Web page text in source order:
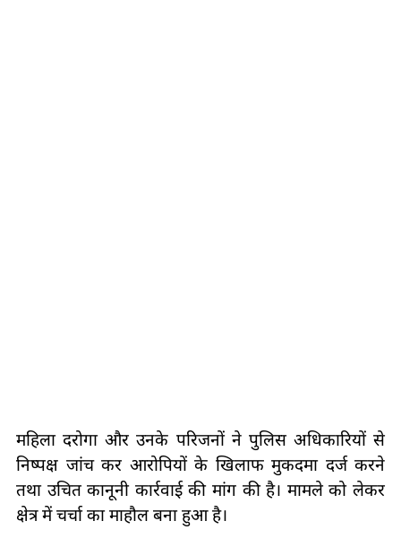
महिला दरोगा और उनके परिजनों ने पुलिस अधिकारियों से
निष्पक्ष जांच कर आरोपियों के खिलाफ मुकदमा दर्ज करने
तथा उचित कानूनी कार्रवाई की मांग की है। मामले को लेकर
क्षेत्र में चर्चा का माहौल बना हुआ है।